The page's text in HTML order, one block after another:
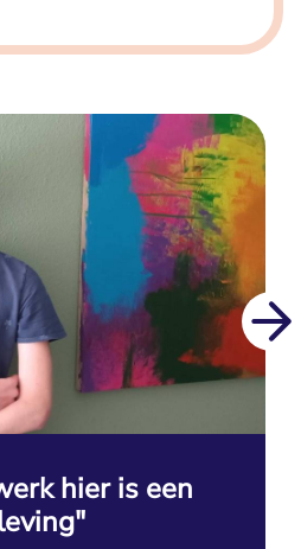
hier is een